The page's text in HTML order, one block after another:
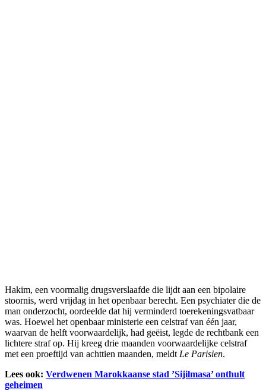
Hakim, een voormalig drugsverslaafde die lijdt aan een bipolaire
stoornis, werd vrijdag in het openbaar berecht. Een psychiater die de
man onderzocht, oordeelde dat hij verminderd toerekeningsvatbaar
was. Hoewel het openbaar ministerie een celstraf van één jaar,
waarvan de helft voorwaardelijk, had geëist, legde de rechtbank een
lichtere straf op. Hij kreeg drie maanden voorwaardelijke celstraf
met een proeftijd van achttien maanden, meldt Le Parisien.
Lees ook: Verdwenen Marokkaanse stad ’Sijilmasa’ onthult
geheimen